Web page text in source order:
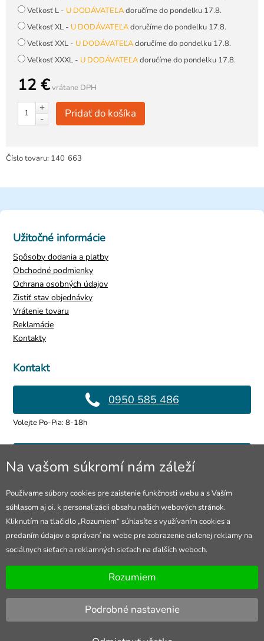
Veľkosť L - U DODÁVATEĽAdoručíme do pondelku 17.8.
Veľkosť XL - U DODÁVATEĽAdoručíme do pondelku 17.8.
Veľkosť XXL - U DODÁVATEĽAdoručíme do pondelku 17.8.
Veľkosť XXXL - U DODÁVATEĽAdoručíme do pondelku 17.8.
12 €vrátane DPH
+
-
Pridať do košíka
Číslo tovaru: 140 663
Kontakt
0950 585 486
Volejte Po-Pia: 8-18h
info@4lol.cz
Predajňa v Ostrave
28. října 250, Ostrava
Otevřeno Po-Pia: 10-18h
Užitočné informácie
Spôsoby dodania a platby
Obchodné podmienky
Ochrana osobných údajov
Zistiť stav objednávky
Vrátenie tovaru
Reklamácie
Kontakty
Na vašom súkromí nám záleží
Používame súbory cookies pre zaistenie funkčnosti webu a s Vaším
súhlasom aj oi. k personalizácii obsahu našich webových stránok.
Kliknutím na tlačidlo „Rozumiem“ súhlasíte s využívaním cookies a
predaním údajov o správaní na webe pre zobrazenie cielenej reklamy na
sociálnych sieťach a reklamných sieťach na ďalších weboch.
Rozumiem
Podrobné nastavenie